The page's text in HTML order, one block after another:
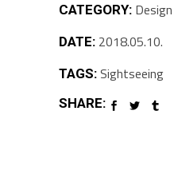
CATEGORY: Design
DATE: 2018.05.10.
TAGS: Sightseeing
SHARE: